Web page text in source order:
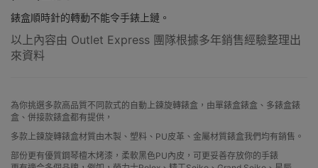
錶盒順時針的轉動不能令手錶上鏈。
以上內容由 Outlet Express 團隊根據多年銷售經驗整理出
來資料
為你挑選多款高品質不同款式的自動上鍊旋轉錶盒，由單錶盒錶盒、多錶盒錶
盒、併接款錶盒都有提供，
多款上鍊旋轉錶盒材質由木製、塑料、PU皮革、金屬材質錶盒我們均有銷售。
部份更有優質鋼琴檀木烤漆，柔軟黑色PU內皮，可更妥善存放你的手錶